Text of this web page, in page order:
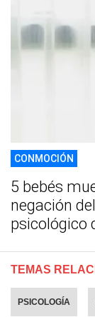
CONMOCIÓN
5 bebés
negación
psicológico
TEMAS
PSICOLOGÍA